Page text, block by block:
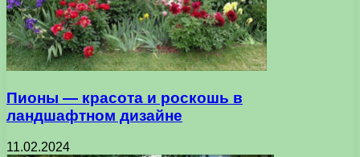
Пионы — красота и роскошь в
ландшафтном дизайне
11.02.2024